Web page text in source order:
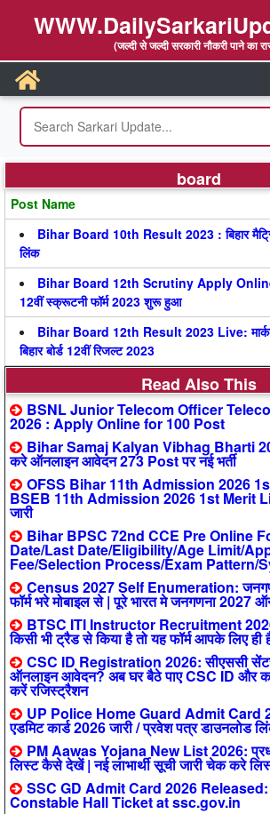
(जल्दी से जल्दी सरकारी नौकरी पाने का
board
Post Name
Bihar Board 10th Result 2023 : बिहार
लिंक
Bihar Board 12th Scrutiny Apply Online
12वीं स्क्रूटनी फॉर्म 2023 शुरू हुआ
Bihar Board 12th Result 2023 Live:
बिहार बोर्ड 12वीं रिजल्ट 2023
Read Also This
BSNL Junior Telecom Officer
2026 : Apply Online for 100 Post
Bihar Samaj Kalyan Vibhag Bharti
करे ऑनलाइन आवेदन 273 Post पर नई भर्ती
OFSS Bihar 11th Admission 2026
BSEB 11th Admission 2026 1st Merit
जारी
Bihar BPSC 72nd CCE Pre Online
Date/Last Date/Eligibility/Age Limit/
Fee/Selection Process/Exam Pattern/
Census 2027 Self Enumeration:
फॉर्म भरे मोबाइल से | पूरे भारत मे जनगणना 2027
BTSC ITI Instructor Recruitment
किसी भी ट्रैड से किया है तो यह फॉर्म आपके लिए ही
CSC ID Registration 2026: सीएससी
ऑनलाइन आवेदन? अब घर बैठे पाए CSC ID और
करें रजिस्ट्रैशन
UP Police Home Guard Admit Card
एडमिट कार्ड 2026 जारी / प्रवेश पत्र डाउनलोड
PM Aawas Yojana New List 2026:
लिस्ट कैसे देखें | नई लाभार्थी सूची जारी चेक करे
SSC GD Admit Card 2026
Constable Hall Ticket at ssc.gov.in